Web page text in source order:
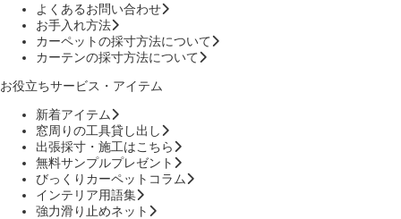
よくあるお問い合わせ
お手入れ方法
カーペットの採寸方法について
カーテンの採寸方法について
お役立ちサービス・アイテム
新着アイテム
窓周りの工具貸し出し
出張採寸・施工はこちら
無料サンプルプレゼント
びっくりカーペットコラム
インテリア用語集
強力滑り止めネット